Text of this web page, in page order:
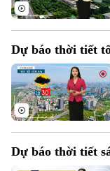
Dự báo thời tiết
Dự báo thời tiết